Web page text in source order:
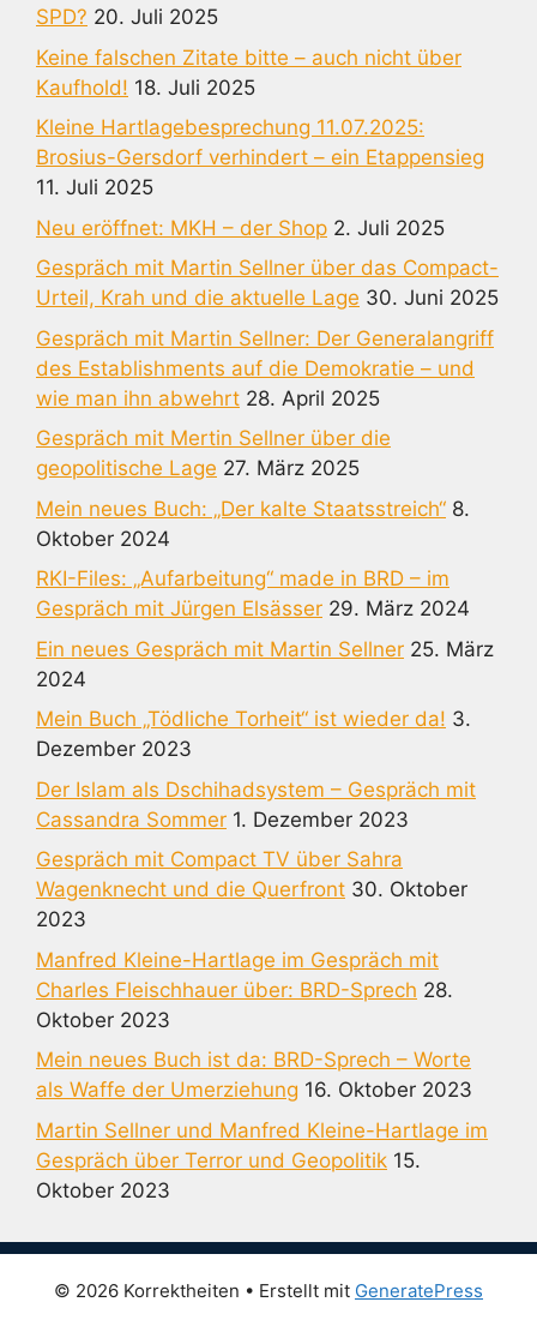
SPD? 20. Juli 2025
Keine falschen Zitate bitte – auch nicht über
Kaufhold! 18. Juli 2025
Kleine Hartlagebesprechung 11.07.2025:
Brosius-Gersdorf verhindert – ein Etappensieg
11. Juli 2025
Neu eröffnet: MKH – der Shop 2. Juli 2025
Gespräch mit Martin Sellner über das Compact-
Urteil, Krah und die aktuelle Lage 30. Juni 2025
Gespräch mit Martin Sellner: Der Generalangriff
des Establishments auf die Demokratie – und
wie man ihn abwehrt 28. April 2025
Gespräch mit Mertin Sellner über die
geopolitische Lage 27. März 2025
Mein neues Buch: „Der kalte Staatsstreich“ 8.
Oktober 2024
RKI-Files: „Aufarbeitung“ made in BRD – im
Gespräch mit Jürgen Elsässer 29. März 2024
Ein neues Gespräch mit Martin Sellner 25. März
2024
Mein Buch „Tödliche Torheit“ ist wieder da! 3.
Dezember 2023
Der Islam als Dschihadsystem – Gespräch mit
Cassandra Sommer 1. Dezember 2023
Gespräch mit Compact TV über Sahra
Wagenknecht und die Querfront 30. Oktober
2023
Manfred Kleine-Hartlage im Gespräch mit
Charles Fleischhauer über: BRD-Sprech 28.
Oktober 2023
Mein neues Buch ist da: BRD-Sprech – Worte
als Waffe der Umerziehung 16. Oktober 2023
Martin Sellner und Manfred Kleine-Hartlage im
Gespräch über Terror und Geopolitik 15.
Oktober 2023
© 2026 Korrektheiten • Erstellt mit GeneratePress